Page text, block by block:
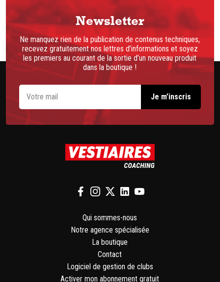
Newsletter
Ne manquez rien de la publication de contenus techniques,
recevez gratuitement nos lettres d’informations et soyez
les premiers au courant de la sortie d’un nouveau produit
dans la boutique !
Qui sommes-nous
Notre agence spécialisée
La boutique
Contact
Logiciel de gestion de clubs
Activer mon abonnement gratuit